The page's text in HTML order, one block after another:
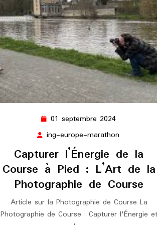
01 septembre 2024
septembre
ing-europe-marathon
europe-
marathon
Capturer l’Énergie de la
Course à Pied : L’Art de la
Photographie de Course
Article sur la Photographie de Course La
Photographie de Course : Capturer l'Énergie et